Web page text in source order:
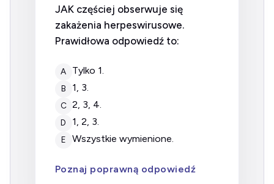
JAK częściej obserwuje się
zakażenia herpeswirusowe.
Prawidłowa odpowiedź to:
A tylko 1.
B 1, 3.
C 2, 3, 4.
D 1, 2, 3.
E wszystkie wymienione.
Poznaj poprawną odpowiedź